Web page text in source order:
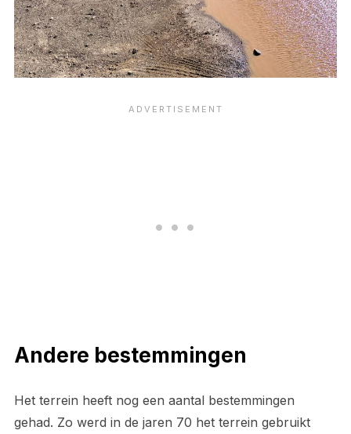
Andere bestemmingen
Het terrein heeft nog een aantal bestemmingen
gehad. Zo werd in de jaren 70 het terrein gebruikt